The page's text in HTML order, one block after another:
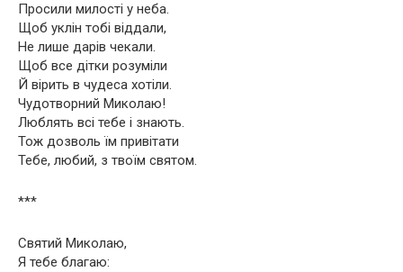
Просили милості у неба.
Щоб уклін тобі віддали,
Не лише дарів чекали.
Щоб все дітки розуміли
Й вірить в чудеса хотіли.
Чудотворний Миколаю!
Люблять всі тебе і знають.
Тож дозволь їм привітати
Тебе, любий, з твоїм святом.
***
Святий Миколаю,
Я тебе благаю: